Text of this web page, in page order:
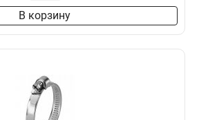
В корзину